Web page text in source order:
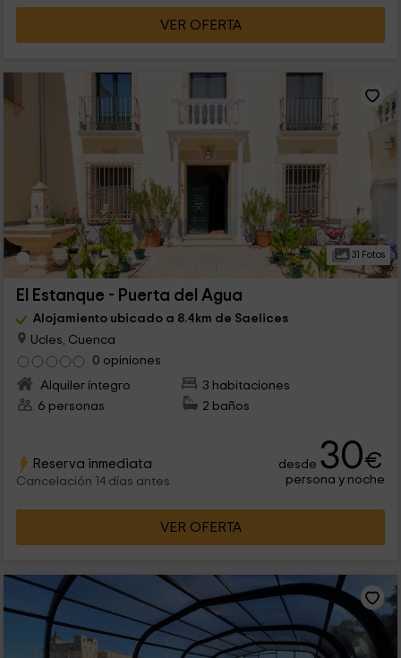
VER OFERTA
31 Fotos
El Estanque - Puerta del Agua
Alojamiento ubicado a 8.4km de Saelices
Ucles, Cuenca
0 opiniones
Alquiler íntegro
3 habitaciones
6 personas
2 baños
Reserva inmediata
Cancelación 14 días antes
desde 30€
persona y noche
VER OFERTA